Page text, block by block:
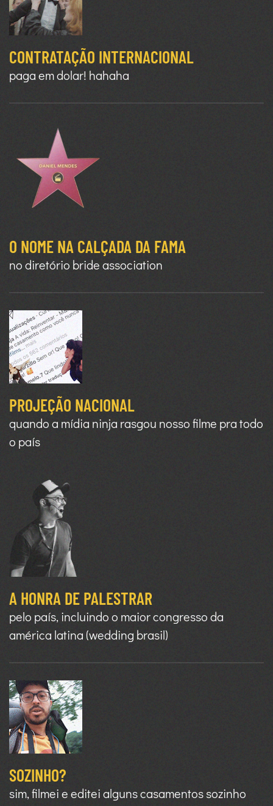
CONTRATAÇÃO INTERNACIONAL
paga em dolar! hahaha
O NOME NA CALÇADA DA FAMA
no diretório bride association
PROJEÇÃO NACIONAL
quando a mídia ninja rasgou nosso filme pra todo
o país
A HONRA DE PALESTRAR
pelo país, incluindo o maior congresso da
américa latina (wedding brasil)
SOZINHO?
sim, filmei e editei alguns casamentos sozinho